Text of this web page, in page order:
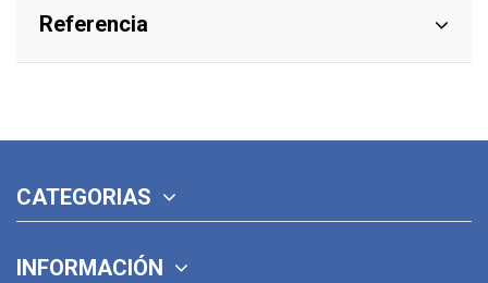
Referencia
CATEGORIAS
INFORMACIÓN